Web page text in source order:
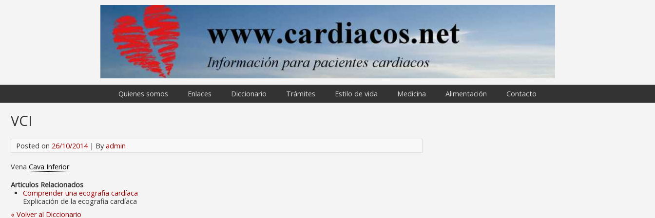
Quienes somos Enlaces Diccionario Trámites Estilo de vida Medicina Alimentación Contacto
VCI
Posted on 26/10/2014| By admin
Vena Cava Inferior
Articulos Relacionados
Comprender una ecografia cardíaca
Explicación de la ecografia cardíaca
« Volver al Diccionario